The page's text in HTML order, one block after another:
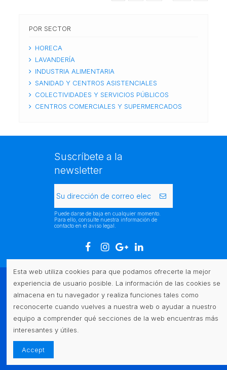
POR SECTOR
HORECA
LAVANDERÍA
INDUSTRIA ALIMENTARIA
SANIDAD Y CENTROS ASISTENCIALES
COLECTIVIDADES Y SERVICIOS PÚBLICOS
CENTROS COMERCIALES Y SUPERMERCADOS
Suscríbete a la
newsletter
Puede darse de baja en cualquier momento.
Para ello, consulte nuestra información de
contacto en el aviso legal.
Atención al cliente
Esta web utiliza cookies para que podamos ofrecerte la mejor
experiencia de usuario posible. La información de las cookies se
almacena en tu navegador y realiza funciones tales como
reconocerte cuando vuelves a nuestra web o ayudar a nuestro
equipo a comprender qué secciones de la web encuentras más
interesantes y útiles.
Accept